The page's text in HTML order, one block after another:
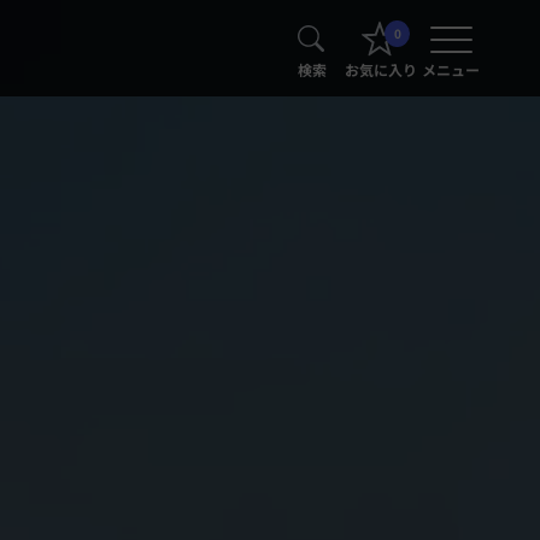
検索
0
お気に入り メニュー